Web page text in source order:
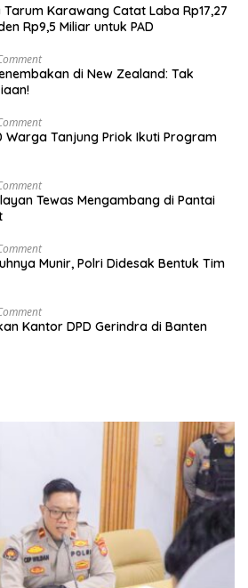
Karawang Catat Laba Rp17,27
Rp9,5 Miliar untuk PAD
di New Zealand: Tak
Warga Tanjung Priok Ikuti Program
Tewas Mengambang di Pantai
Munir, Polri Didesak Bentuk Tim
Kantor DPD Gerindra di Banten